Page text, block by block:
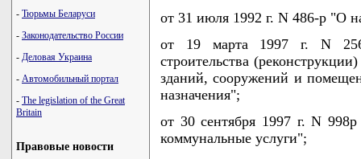
- Тюрьмы Беларуси
- Законодательство России
- Деловая Украина
- Автомобильный портал
- The legislation of the Great
Britain
Правовые новости
от 31 июля 1992 г. N 486-р "О
от 19 марта 1997 г. N
строительства
зданий, сооружений и
назначения";
от 30 сентября 1997 г. N
коммунальные услуги";